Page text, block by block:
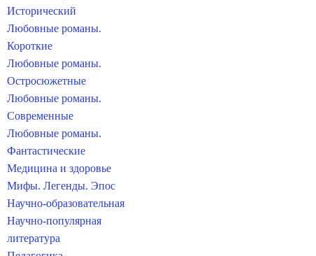
Исторический
Любовные романы.
Короткие
Любовные романы.
Остросюжетные
Любовные романы.
Современные
Любовные романы.
Фантастические
Медицина и здоровье
Мифы. Легенды. Эпос
Научно-образовательная
Научно-популярная
литература